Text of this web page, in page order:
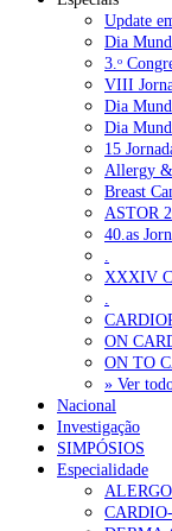
Update
Dia
3.ᵒ
VIII
Dia
Dia
15
Allergy
Breast
ASTOR
40.as
XXXIV
ON
ON TO
» Ver
Nacional
Investigação
SIMPÓSIOS
Especialidade